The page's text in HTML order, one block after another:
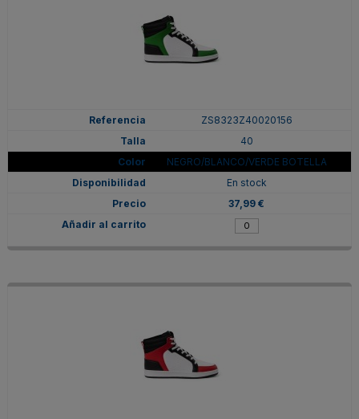
ZS8323Z40020156
40
NEGRO/BLANCO/VERDE BOTELLA
En stock
37,99 €